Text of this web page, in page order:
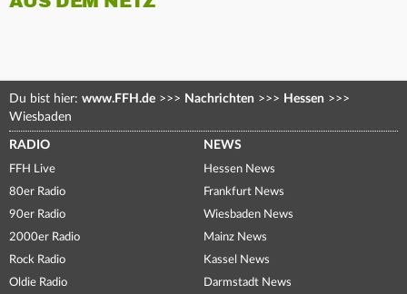
Du bist hier: www.FFH.de >>> Nachrichten >>> Hessen >>>
Wiesbaden
RADIO
FFH Live
80er Radio
90er Radio
2000er Radio
Rock Radio
Oldie Radio
NEWS
Hessen News
Frankfurt News
Wiesbaden News
Mainz News
Kassel News
Darmstadt News